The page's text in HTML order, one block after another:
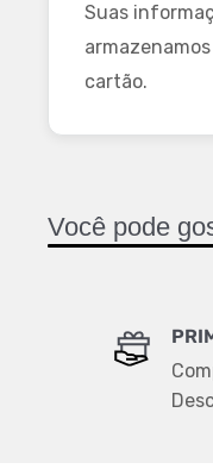
Suas
cartão.
Você pode